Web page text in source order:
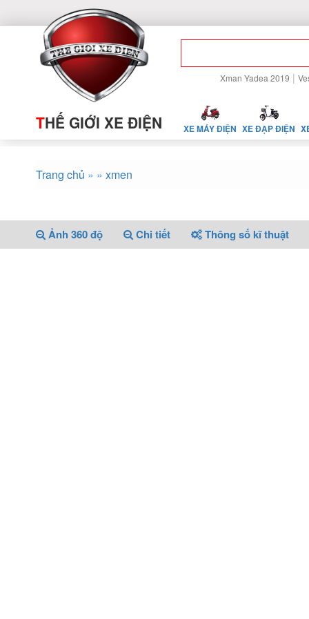
THẾ GIỚI XE ĐIỆN
Xman Yadea 2019 |
XE MÁY ĐIỆN XE ĐẠP ĐIỆN
Trang chủ » » xmen
Ảnh 360 độ Chi tiết Thông số kĩ thuật